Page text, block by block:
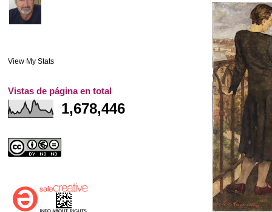
View My Stats
Vistas de página en total
1,678,446